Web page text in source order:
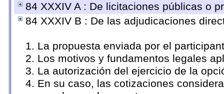
84 XXXIV A : De licitaciones públicas o
84 XXXIV B : De las adjudicaciones
1. La propuesta enviada por el
2. Los motivos y fundamentos legales
3. La autorización del ejercicio de la
4. En su caso, las cotizaciones